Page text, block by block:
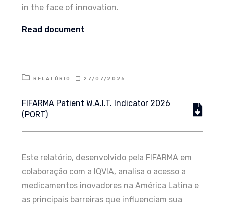
in the face of innovation.
Read document
RELATÓRIO 27/07/2026
FIFARMA Patient W.A.I.T. Indicator 2026
(PORT)
Este relatório, desenvolvido pela FIFARMA em
colaboração com a IQVIA, analisa o acesso a
medicamentos inovadores na América Latina e
as principais barreiras que influenciam sua